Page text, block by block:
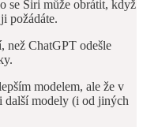
se Siri může obrátit, když
požádáte.
než ChatGPT odešle
modelem, ale že v
další modely (i od jiných